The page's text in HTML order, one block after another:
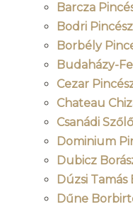
Barcza
Bodri
Borbély
Budaházy-
Cezar
Chateau
Csanádi
Dominium
Dubicz
Dúzsi Tamás
Dűne